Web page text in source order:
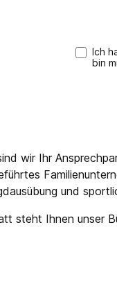
Ich
bin
wir Ihr
und
steht Ihnen unser